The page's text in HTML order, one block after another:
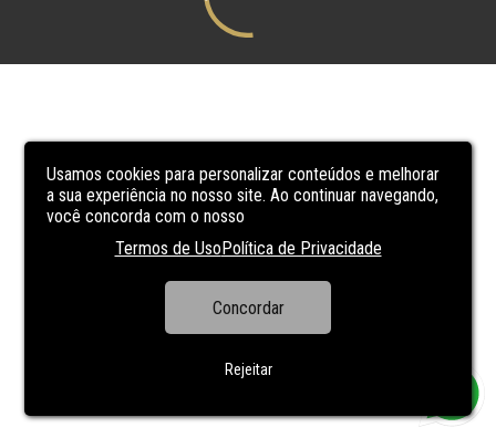
Usamos cookies para personalizar conteúdos e melhorar
a sua experiência no nosso site. Ao continuar navegando,
você concorda com o nosso
Termos de UsoPolítica de Privacidade
Concordar
Rejeitar